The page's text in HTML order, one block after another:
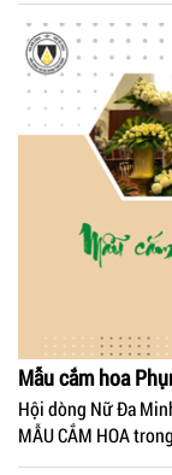
Mẫu cắm hoa
Hội dòng Nữ Đa
MẪU CẮM HOA